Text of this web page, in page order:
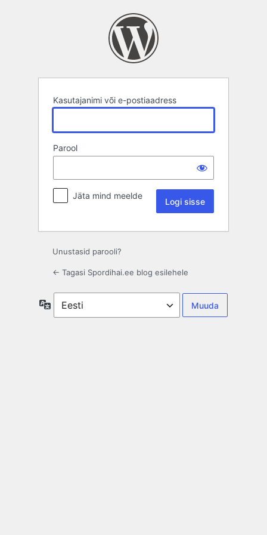
Kasutajanimi või e-postiaadress
Parool
Jäta mind meelde
Unustasid parooli?
← Tagasi Spordihai.ee blog esilehele
Keel